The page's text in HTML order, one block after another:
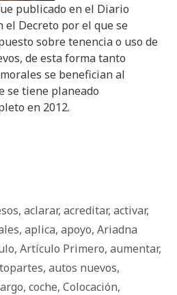
publicado en el Diario
el Decreto por el que se
sobre tenencia o uso de
de esta forma tanto
se benefician al
se tiene planeado
en 2012.
, aclarar, acreditar, activar,
, aplica, apoyo, Ariadna
, Artículo Primero, aumentar,
, autos nuevos,
, coche, Colocación,